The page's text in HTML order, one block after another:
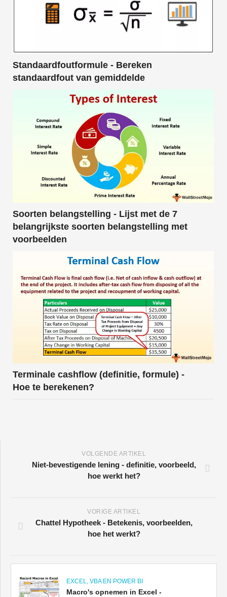
Standaardfoutformule - Bereken
standaardfout van gemiddelde
Soorten belangstelling - Lijst met de 7
belangrijkste soorten belangstelling met
voorbeelden
Terminale cashflow (definitie, formule) -
Hoe te berekenen?
VOLGENDE ARTIKEL
Niet-bevestigende lening - definitie, voorbeeld,
hoe werkt het?
VORIGE ARTIKEL
Chattel Hypotheek - Betekenis, voorbeelden,
hoe het werkt?
EXCEL, VBA EN POWER BI
Macro's opnemen in Excel -